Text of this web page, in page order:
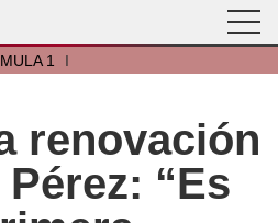
1 I
renovación
“Es